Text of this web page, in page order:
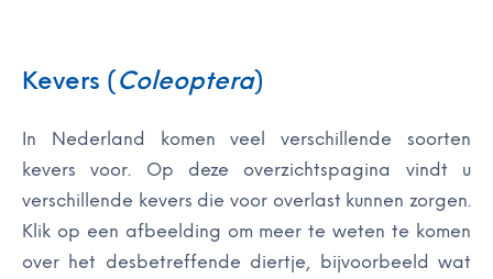
Kevers (Coleoptera)
In Nederland komen veel verschillende soorten
kevers voor. Op deze overzichtspagina vindt u
verschillende kevers die voor overlast kunnen zorgen.
Klik op een afbeelding om meer te weten te komen
over het desbetreffende diertje, bijvoorbeeld wat